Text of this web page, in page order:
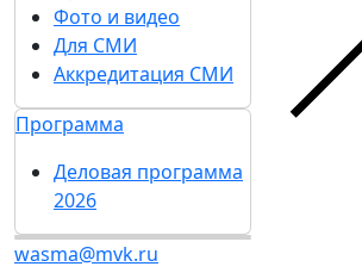
Фото и видео
Для СМИ
Аккредитация СМИ
Программа
Деловая программа
2026
wasma@mvk.ru